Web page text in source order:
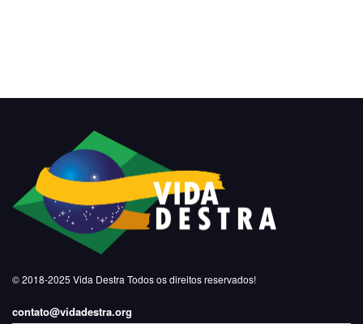
© 2018-2025 Vida Destra Todos os direitos reservados!
contato@vidadestra.org